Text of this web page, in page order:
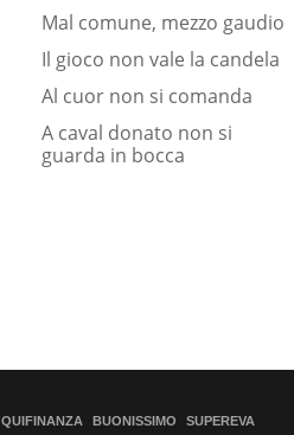
Mal comune, mezzo gaudio
Il gioco non vale la candela
Al cuor non si comanda
A caval donato non si
guarda in bocca
QUIFINANZA BUONISSIMO SUPEREVA